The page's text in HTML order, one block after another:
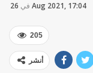
في 26 Aug 2021, 17:04
205
أنشر